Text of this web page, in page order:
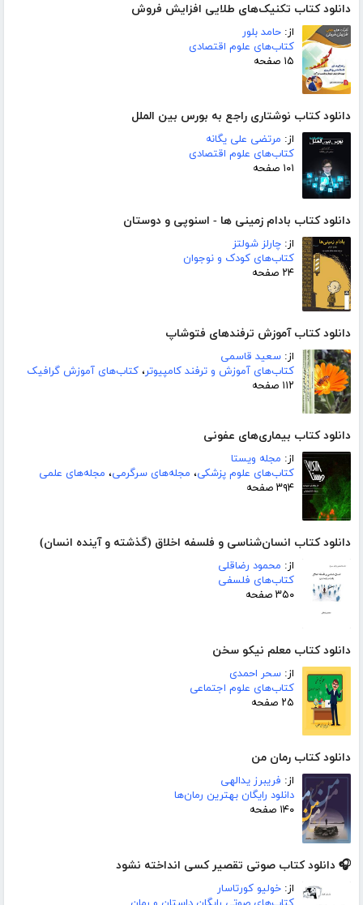
دانلود کتاب تکنیک‌های طلایی افزایش فروش
از: حامد بلور
کتاب‌های علوم اقتصادی
۱۵ صفحه
دانلود کتاب نوشتاری راجع به بورس بین الملل
از: مرتضی علی یگانه
کتاب‌های علوم اقتصادی
۱۰۱ صفحه
دانلود کتاب بادام زمینی ها - اسنوپی و دوستان
از: چارلز شولتز
کتاب‌های کودک و نوجوان
۲۴ صفحه
دانلود کتاب آموزش ترفندهای فتوشاپ
از: سعید قاسمی
کتاب‌های آموزش و ترفند کامپیوتر، کتاب‌های آموزش گرافیک
۱۱۲ صفحه
دانلود کتاب بیماری‌های عفونی
از: مجله ویستا
کتاب‌های علوم پزشکی، مجله‌های سرگرمی، مجله‌های علمی
۳۹۴ صفحه
دانلود کتاب انسان‌شناسی و فلسفه اخلاق (گذشته و آینده انسان)
از: محمود رضاقلی
کتاب‌های فلسفی
۳۵۰ صفحه
دانلود کتاب معلم نیکو سخن
از: سحر احمدی
کتاب‌های علوم اجتماعی
۲۵ صفحه
دانلود کتاب رمان من
از: فریبرز یدالهی
دانلود رایگان بهترین رمان‌ها
۱۴۰ صفحه
🎧 دانلود کتاب صوتی تقصیر کسی انداخته نشود
از: خولیو کورتاسار